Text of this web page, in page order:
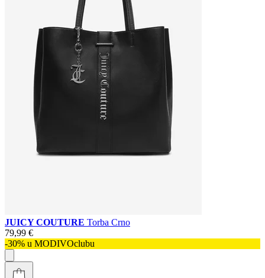
JUICY COUTURE Torba Crno
79,99 €
-30% u MODIVOclubu